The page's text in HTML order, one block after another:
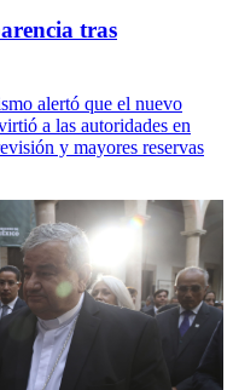
tras
alertó que el nuevo
a las autoridades en
y mayores reservas